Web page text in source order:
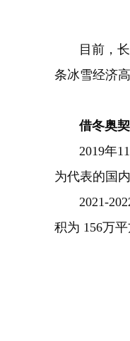
目前，长
条冰雪经济
借冬奥
2019年11
为代表的国
2021-2022
积为 156万